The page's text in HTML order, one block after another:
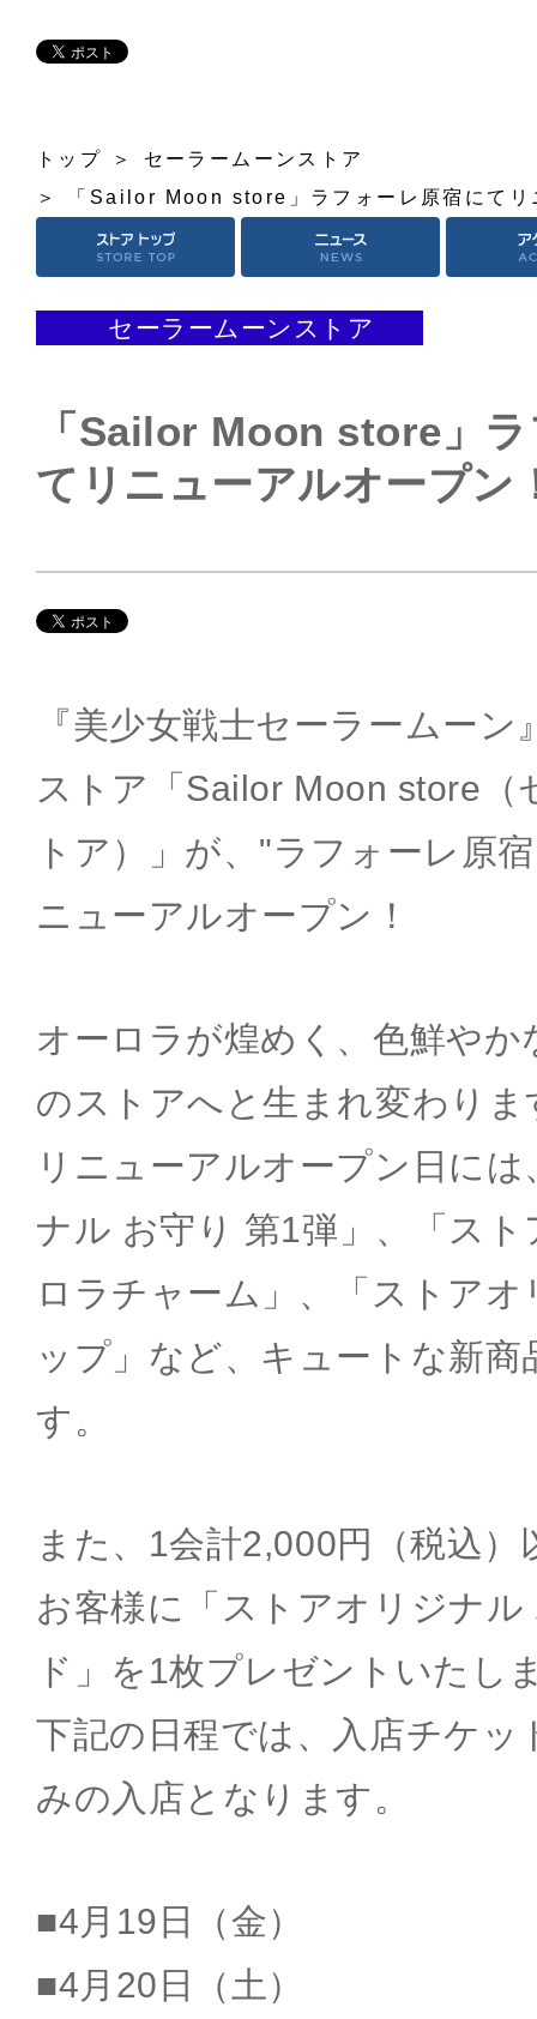
トップ
セーラームーンストア
「Sailor Moon store」ラフォーレ原宿にてリ
セーラームーンストア
「Sailor Moon store」
てリニューアルオープン
『美少女戦士セーラームー
ストア「Sailor Moon store（
トア）」が、"ラフォーレ原
ニューアルオープン！
オーロラが煌めく、色鮮や
のストアへと生まれ変わりま
リニューアルオープン日に
ナル お守り 第1弾」、「ス
ロラチャーム」、「ストア
ップ」など、キュートな新商
す。
また、1会計2,000円（税込
お客様に「ストアオリジナ
ド」を1枚プレゼントいたし
下記の日程では、入店チケッ
みの入店となります。
■4月19日（金）
■4月20日（土）